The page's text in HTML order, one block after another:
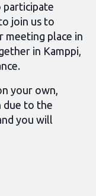
participate
join us to
meeting place in
in Kamppi,
your own,
due to the
you will